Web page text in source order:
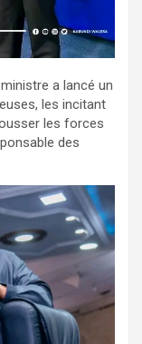
a lancé un
les incitant
les forces
des